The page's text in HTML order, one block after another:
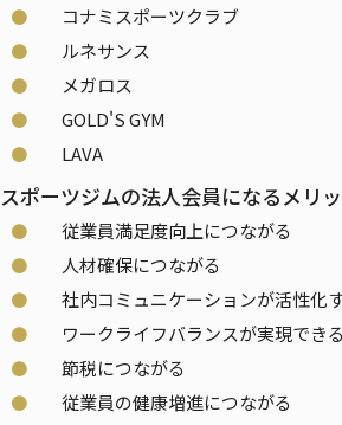
⚫
コナミスポーツクラブ
⚫
ルネサンス
⚫
メガロス
⚫
GOLD'S GYM
⚫
LAVA
スポーツジムの法人会員になるメリ
⚫
従業員満足度向上につながる
⚫
人材確保につながる
⚫
社内コミュニケーションが活性化
⚫
ワークライフバランスが実現できる
⚫
節税につながる
⚫
従業員の健康増進につながる